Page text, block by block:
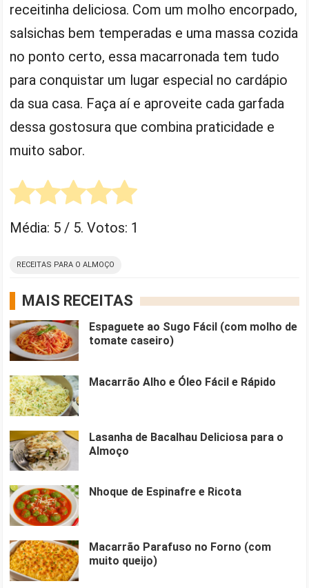
receitinha deliciosa. Com um molho encorpado,
salsichas bem temperadas e uma massa cozida
no ponto certo, essa macarronada tem tudo
para conquistar um lugar especial no cardápio
da sua casa. Faça aí e aproveite cada garfada
dessa gostosura que combina praticidade e
muito sabor.
Média: 5 / 5. Votos: 1
RECEITAS PARA O ALMOÇO
MAIS RECEITAS
Espaguete ao Sugo Fácil (com molho de
tomate caseiro)
Macarrão Alho e Óleo Fácil e Rápido
Lasanha de Bacalhau Deliciosa para o
Almoço
Nhoque de Espinafre e Ricota
Macarrão Parafuso no Forno (com
muito queijo)